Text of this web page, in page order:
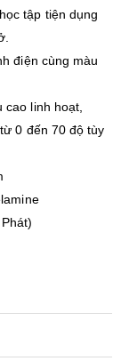
tập tiện dụng
điện cùng màu
cao linh hoạt,
0 đến 70 độ tùy